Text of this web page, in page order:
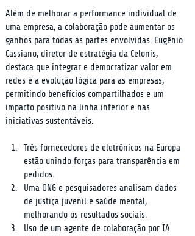
Além de melhorar a performance individual de
uma empresa, a colaboração pode aumentar os
ganhos para todas as partes envolvidas. Eugênio
Cassiano, diretor de estratégia da Celonis,
destaca que integrar e democratizar valor em
redes é a evolução lógica para as empresas,
permitindo benefícios compartilhados e um
impacto positivo na linha inferior e nas
iniciativas sustentáveis.
Três fornecedores de eletrônicos na Europa
estão unindo forças para transparência em
pedidos.
Uma ONG e pesquisadores analisam dados
de justiça juvenil e saúde mental,
melhorando os resultados sociais.
Uso de um agente de colaboração por IA